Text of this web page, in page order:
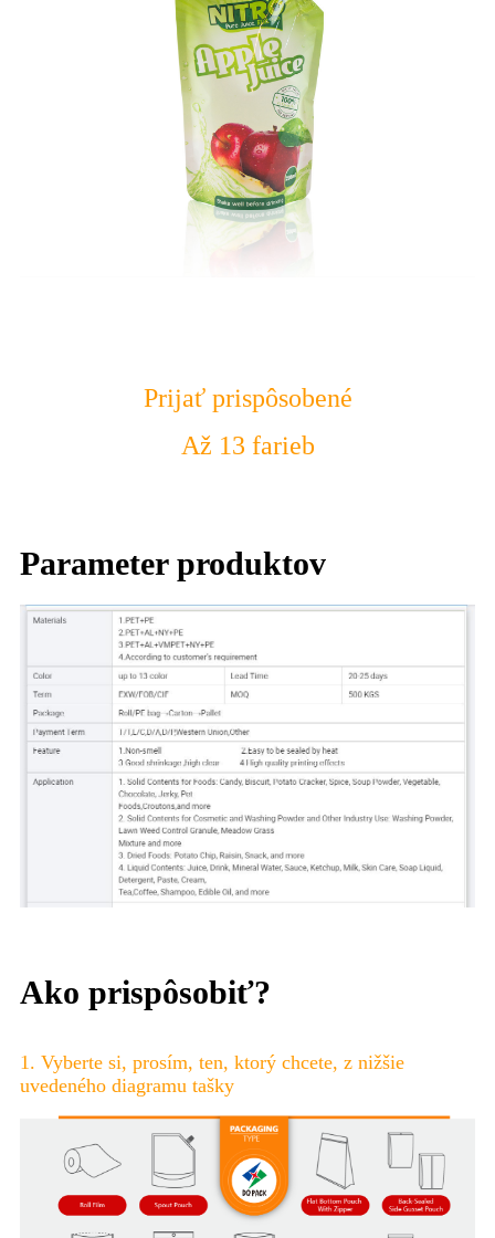
Prijať prispôsobené
Až 13 farieb
Parameter produktov
Ako prispôsobiť?
1. Vyberte si, prosím, ten, ktorý chcete, z nižšie
uvedeného diagramu tašky